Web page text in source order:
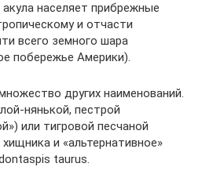
населяет прибрежные
и отчасти
всего земного шара
побережье Америки).
других наименований.
нянькой, пестрой
или тигровой песчаной
и «альтернативное»
taurus.